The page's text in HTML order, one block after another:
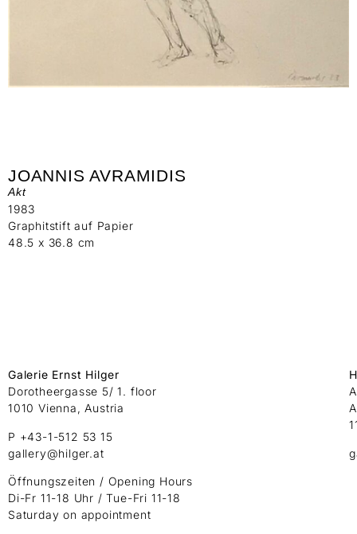
JOANNIS AVRAMIDIS
Akt
1983
Graphitstift auf Papier
48.5 x 36.8 cm
Galerie Ernst Hilger
Dorotheergasse 5/ 1. floor
1010 Vienna, Austria
P +43-1-512 53 15
gallery@hilger.at
Öffnungszeiten / Opening Hours
Di-Fr 11-18 Uhr / Tue-Fri 11-18
Saturday on appointment